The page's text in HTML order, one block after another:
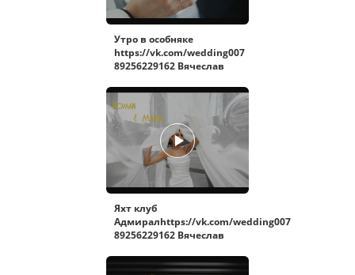
Утро в особняке
https://vk.com/wedding007
89256229162 Вячеслав
Яхт клуб
Адмиралhttps://vk.com/wedding007
89256229162 Вячеслав